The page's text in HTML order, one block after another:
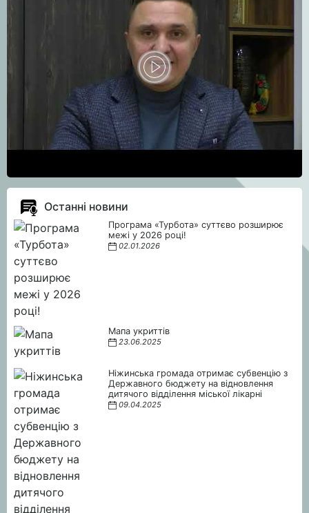
Останні новини
Програма «Турбота» суттєво розширює
межі у 2026 році!
02.01.2026
Мапа укриттів
23.06.2025
Ніжинська громада отримає субвенцію з
Державного бюджету на відновлення
дитячого відділення міської лікарні
09.04.2025